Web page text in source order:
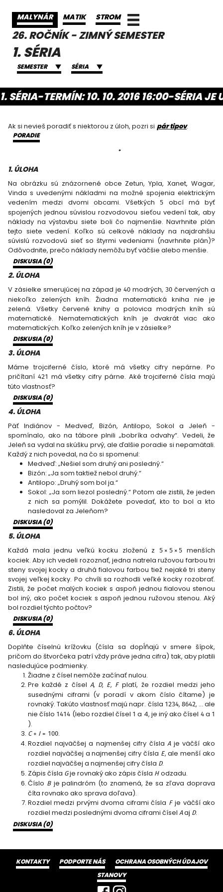
MALYNÁR MATIK STROM
26. ROČNÍK - ZIMNÝ SEMESTER
1. SÉRIA
SEMESTER SÉRIA
1. SÉRIA-TERMÍN: 10. 10. 2016 16:00-SÉRIA JE
Ak si nevieš poradiť s niektorou z úloh, pozri si pár tipov.
PORADIE
1. ÚLOHA
Na obrázku sú znázornené obce Zetun, Ypla, Xanet, Wagar,
Vinda s uvedenými nákladmi na možné spojenia elektrickým
vedením medzi dvomi obcami. Všetkých
5
obcí má byť
spojených jednou súvislou rozvodovou sieťou vedení tak, aby
náklady na výstavbu siete boli čo najmenšie. Navrhnite plán
tejto siete vedení. Koľko sú celkové náklady na najdrahšiu
súvislú rozvodovú sieť so štyrmi vedeniami (navrhnite plán)?
Odôvodnite, prečo náklady nemôžu byť väčšie alebo menšie.
DISKUSIA (0)
2. ÚLOHA
V zásielke smerujúcej na západ je 40 modrých, 30 červených a
niekoľko zelených kníh. Žiadna matematická kniha nie je
zelená. Všetky červené knihy a polovica modrých kníh sú
matematické. Nematematických kníh je dvakrát viac ako
matematických. Koľko zelených kníh je v zásielke?
DISKUSIA (0)
3. ÚLOHA
Máme trojciferné číslo, ktoré má všetky cifry nepárne. Po
pričítaní 421
má všetky cifry párne. Aké trojciferné čísla majú
túto vlastnosť?
DISKUSIA (0)
4. ÚLOHA
Päť Indiánov - Medveď, Bizón, Antilopo, Sokol a Jeleň -
spomínalo, ako na tábore plnili „bobríka odvahy“. Vedeli, že
Jeleň sa vydal na skúšku prvý, ale ďalšie poradie si nepamätali.
Každý z nich povedal, na čo si spomenul:
Medveď: „Nešiel som druhý ani posledný.“
Bizón: „Ja som taktiež nebol druhý.“
Antilopo: „Druhý som bol ja.“
Sokol: „Ja som liezol posledný.“ Potom ale zistili, že jeden
z nich sa pomýlil. Dokážete povedať, kto to bol a kto
nasledoval za Jeleňom?
DISKUSIA (0)
5. ÚLOHA
Každá mala jednu veľkú kocku zloženú z 5 × 5 × 5
menších
kociek. Aby ich vedeli rozoznať, jedna natrela ružovou farbou tri
steny svojej kocky a druhá fialovou farbou tiež nejaké tri steny
svojej veľkej kocky. Po chvíli sa rozhodli veľké kocky rozobrať.
Zistili, že počet malých kociek s aspoň jednou fialovou stenou
bol iný, ako počet kociek s aspoň jednou ružovou stenou. Aký
bol rozdiel týchto počtov?
DISKUSIA (0)
6. ÚLOHA
Doplňte číselnú krížovku (čísla sa dopĺňajú v smere šípok,
pričom do štvorčeka patrí vždy práve jedna cifra) tak, aby platili
nasledujúce podmienky.
Žiadne z čísel nemôže začínať nulou.
Pre každé z čísel A, D, E, Fplatí, že rozdiel medzi jeho
susednými ciframi (v poradí v akom číslo čítame) je
rovnaký. Takúto vlastnosť majú napr. čísla 1234, 8642, … ale
nie číslo 1414 (lebo rozdiel čísel 1 a 4, je iný ako čísel 4a 1
).
C + I = 100.
Rozdiel najväčšej a najmenšej cifry číslaAje väčší ako
rozdiel najväčšej a najmenšej cifry čísla E, ale menší ako
rozdiel najväčšej a najmenšej cifry čísla D.
Zápis čísla Gje rovnaký ako zápis čísla H odzadu.
Číslo Bje palindróm (to znamená, že sa zľava doprava
číta rovnako ako sprava doľava).
Rozdiel medzi prvými dvoma ciframi čísla Fje väčší ako
rozdiel medzi poslednými dvoma ciframi čísel Aaj D.
DISKUSIA (0)
KONTAKTY PODPORTE NÁS
OCHRANA OSOBNÝCH ÚDAJOV
STANOVY